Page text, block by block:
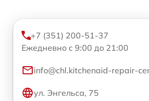
+7 (351) 200-51-37
Ежедневно с 9:00 до 21:00
info@chl.kitchenaid-repair-
ул. Энгельса, 75